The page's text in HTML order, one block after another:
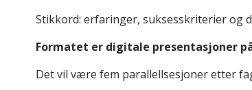
Stikkord: erfaringer, suksesskriterier og
Formatet er digitale presentasjoner
Det vil være fem parallellsesjoner etter